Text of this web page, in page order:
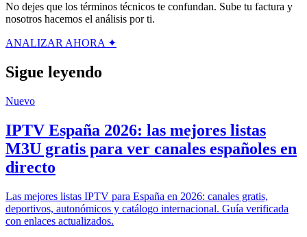
No dejes que los términos técnicos te confundan. Sube tu factura y
nosotros hacemos el análisis por ti.
ANALIZAR AHORA ✦
Sigue leyendo
Nuevo
IPTV España 2026: las mejores listas
M3U gratis para ver canales españoles en
directo
Las mejores listas IPTV para España en 2026: canales gratis,
deportivos, autonómicos y catálogo internacional. Guía verificada
con enlaces actualizados.